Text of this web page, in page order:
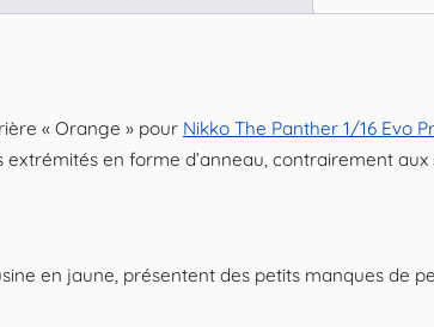
Panther
Pro-
Line
« Orange » pour Nikko The Panther 1/16 Evo
extrémités en forme d’anneau, contrairement
en jaune, présentent des petits manques de